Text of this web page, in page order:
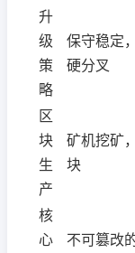
升
级
策
略
保守稳定
硬分叉
区
块
生
产
矿机挖矿
块
核
心
不可篡改